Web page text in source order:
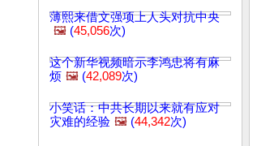
薄熙来借文强项上人头对抗中央
🖼️ (45,056次)
这个新华视频暗示李鸿忠将有麻
烦 🖼️ (42,089次)
小笑话：中共长期以来就有应对
灾难的经验 🖼️ (44,342次)